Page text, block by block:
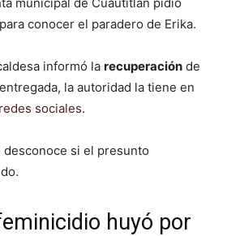
conocer el paradero de Erika.
informó la recuperación de
la autoridad la tiene en
redes sociales.
desconoce si el presunto
huyó por